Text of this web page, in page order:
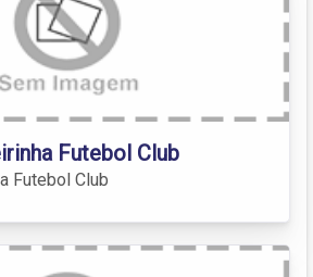
Futebol Club
Futebol Club